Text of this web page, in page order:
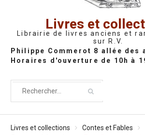
Livres et
Librairie de livres anciens et
sur R.V.
Livres et collections
Contes et Fables